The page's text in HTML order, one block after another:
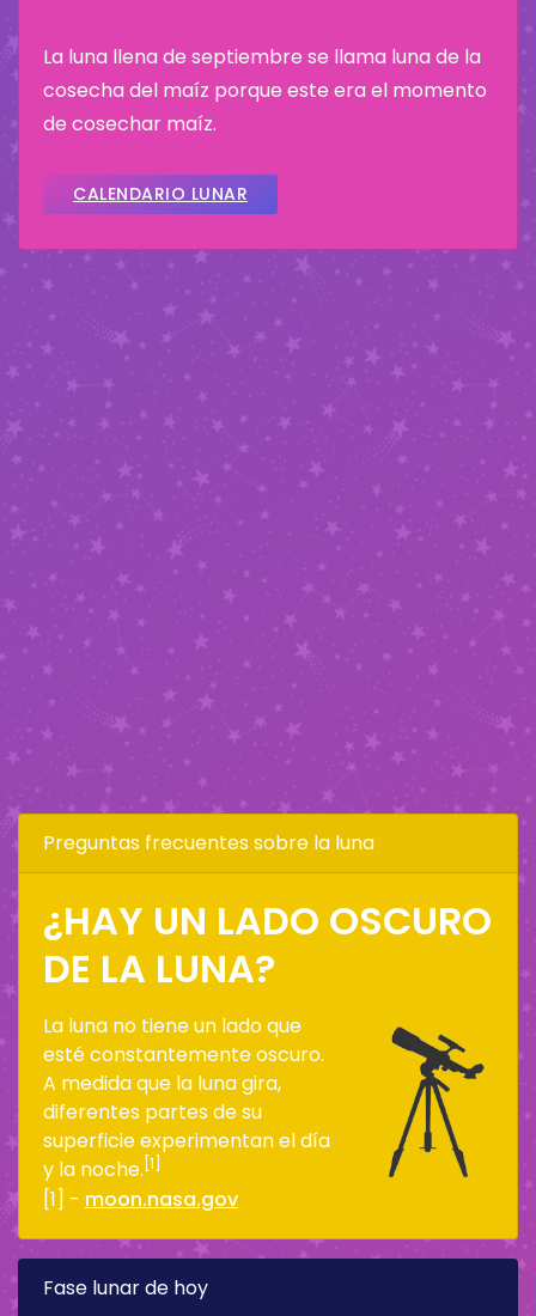
La luna llena de septiembre se llama luna de la
cosecha del maíz porque este era el momento
de cosechar maíz.
CALENDARIO LUNAR
Preguntas frecuentes sobre la luna
¿HAY UN LADO OSCURO
DE LA LUNA?
La luna no tiene un lado que
esté constantemente oscuro.
A medida que la luna gira,
diferentes partes de su
superficie experimentan el día
y la noche. [1]
[1] - moon.nasa.gov
Fase lunar de hoy